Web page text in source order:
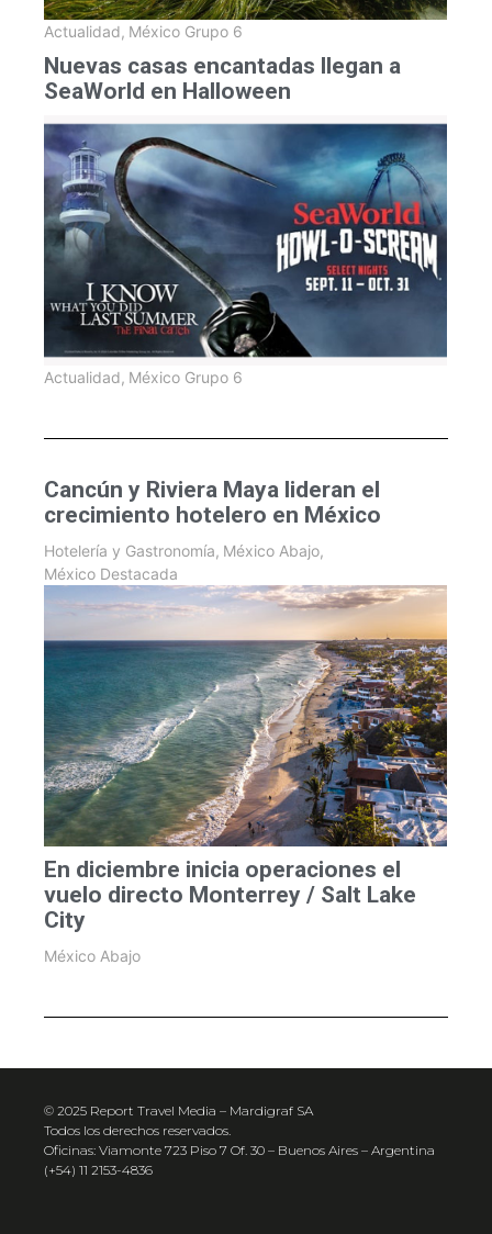
Actualidad, México Grupo 6
Nuevas casas encantadas llegan a
SeaWorld en Halloween
Actualidad, México Grupo 6
Cancún y Riviera Maya lideran el
crecimiento hotelero en México
Hotelería y Gastronomía, México Abajo,
México Destacada
En diciembre inicia operaciones el
vuelo directo Monterrey / Salt Lake
City
México Abajo
© 2025 Report Travel Media – Mardigraf SA
Todos los derechos reservados.
Oficinas: Viamonte 723 Piso 7 Of. 30 – Buenos Aires – Argentina
(+54) 11 2153-4836